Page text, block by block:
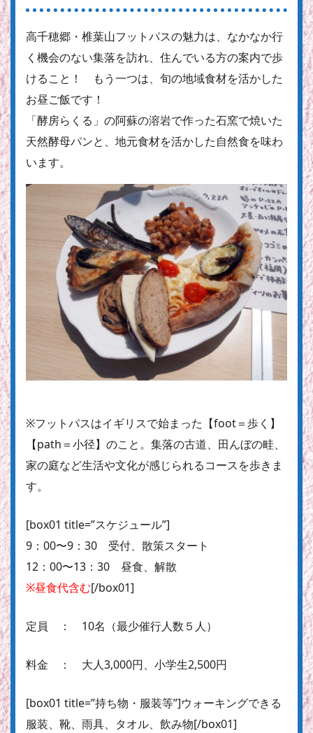
高千穂郷・椎葉山フットパスの魅力は、なかなか行
く機会のない集落を訪れ、住んでいる方の案内で歩
けること！ もう一つは、旬の地域食材を活かした
お昼ご飯です！
「酵房らくる」の阿蘇の溶岩で作った石窯で焼いた
天然酵母パンと、地元食材を活かした自然食を味わ
います。
※フットパスはイギリスで始まった【foot＝歩く】
【path＝小径】のこと。集落の古道、田んぼの畦、
家の庭など生活や文化が感じられるコースを歩きま
す。
[box01 title=”スケジュール”]
9：00〜9：30 受付、散策スタート
12：00〜13：30 昼食、解散
※昼食代含む[/box01]
定員 ： 10名（最少催行人数５人）
料金 ： 大人3,000円、小学生2,500円
[box01 title=”持ち物・服装等”]ウォーキングできる
服装、靴、雨具、タオル、飲み物[/box01]